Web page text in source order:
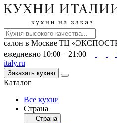
салон в Москве ТЦ
ежедневно 10:00 – 21:00
italy.ru
Заказать кухню
Каталог
Все кухни
Страна
Страна